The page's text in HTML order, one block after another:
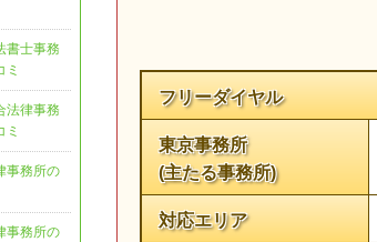
フリーダイヤル
東京事務所
(主たる事務所)
対応エリア
書士事務
ミ
法律事務
ミ
事務所の
事務所の